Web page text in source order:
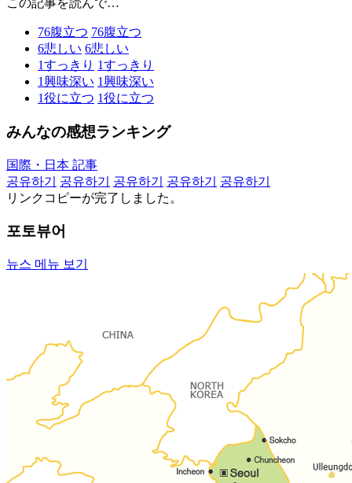
この記事を読んで…
76腹立つ 76腹立つ
6悲しい 6悲しい
1すっきり 1すっきり
1興味深い 1興味深い
1役に立つ 1役に立つ
みんなの感想ランキング
国際・日本 記事
공유하기
공유하기 공유하기 공유하기
공유하기
リンクコピーが完了しました。
포토뷰어
뉴스 메뉴 보기